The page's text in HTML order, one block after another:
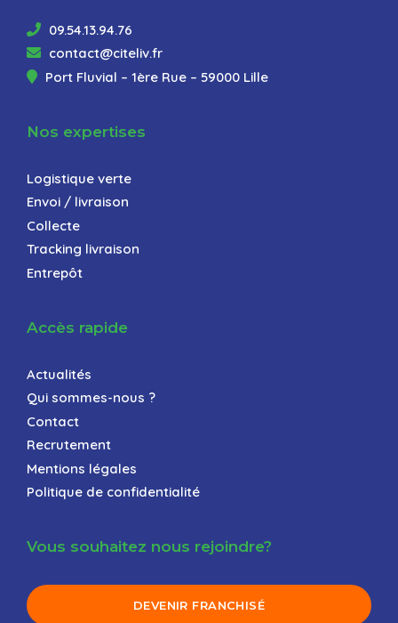
09.54.13.94.76
contact@citeliv.fr
Port Fluvial – 1ère Rue – 59000 Lille
Nos expertises
Logistique verte
Envoi / livraison
Collecte
Tracking livraison
Entrepôt
Accès rapide
Actualités
Qui sommes-nous ?
Contact
Recrutement
Mentions légales
Politique de confidentialité
Vous souhaitez nous rejoindre?
DEVENIR FRANCHISÉ